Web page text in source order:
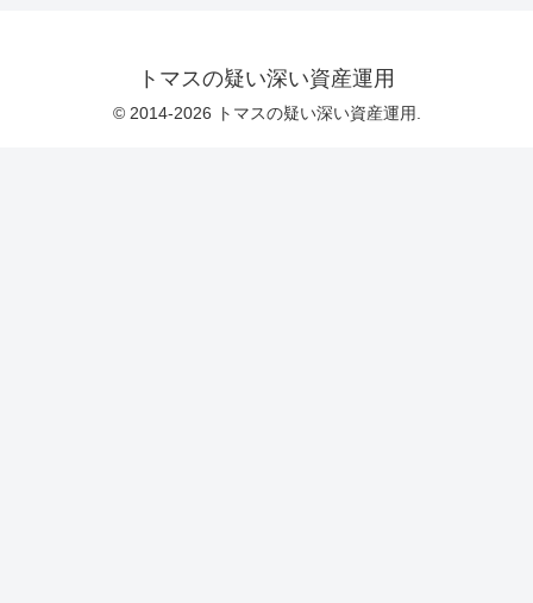
トマスの疑い深い資産運用
© 2014-2026 トマスの疑い深い資産運用.